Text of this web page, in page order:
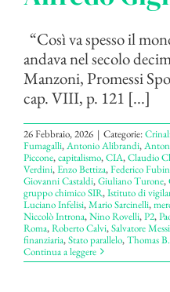
“Così va spesso il
andava nel secolo
Manzoni, Promessi
cap. VIII, p. 121 [...]
26 Febbraio, 2026 | Categorie:
Fumagalli,Antonio Alibrandi,
Piccone,capitalismo,CIA,Claudio
Verdini,Enzo Bettiza,Federico
Giovanni Castaldi,Giuliano Turone,
gruppo chimico SIR,Istituto di
Luciano Infelisi,Mario Sarcinelli,
Niccolò Introna,Nino Rovelli,P2,
Roma,Roberto Calvi,Salvatore
finanziaria,Stato parallelo,Thomas
Continua a leggere